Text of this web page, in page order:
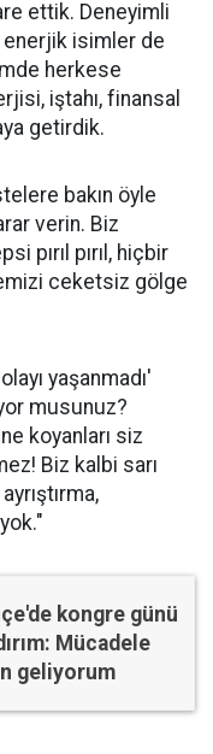
ettik. Deneyimli
enerjik isimler de
herkese
iştahı, finansal
getirdik.
bakın öyle
verin. Biz
pırıl pırıl, hiçbir
ceketsiz gölge
yaşanmadı'
musunuz?
koyanları siz
Biz kalbi sarı
kongre günü
Mücadele
geliyorum